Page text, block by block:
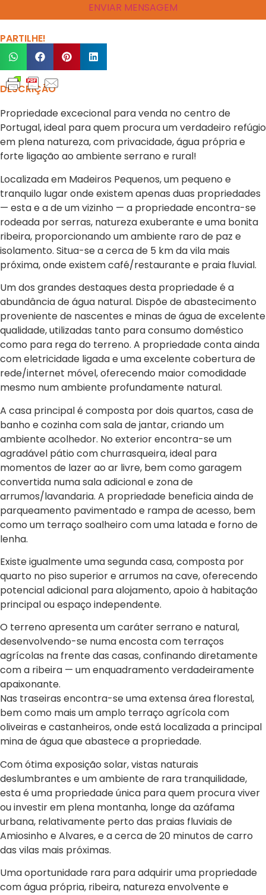
ENVIAR MENSAGEM
PARTILHE!
DESCRIÇÃO
Propriedade excecional para venda no centro de
Portugal, ideal para quem procura um verdadeiro refúgio
em plena natureza, com privacidade, água própria e
forte ligação ao ambiente serrano e rural!
Localizada em Madeiros Pequenos, um pequeno e
tranquilo lugar onde existem apenas duas propriedades
— esta e a de um vizinho — a propriedade encontra-se
rodeada por serras, natureza exuberante e uma bonita
ribeira, proporcionando um ambiente raro de paz e
isolamento. Situa-se a cerca de 5 km da vila mais
próxima, onde existem café/restaurante e praia fluvial.
Um dos grandes destaques desta propriedade é a
abundância de água natural. Dispõe de abastecimento
proveniente de nascentes e minas de água de excelente
qualidade, utilizadas tanto para consumo doméstico
como para rega do terreno. A propriedade conta ainda
com eletricidade ligada e uma excelente cobertura de
rede/internet móvel, oferecendo maior comodidade
mesmo num ambiente profundamente natural.
A casa principal é composta por dois quartos, casa de
banho e cozinha com sala de jantar, criando um
ambiente acolhedor. No exterior encontra-se um
agradável pátio com churrasqueira, ideal para
momentos de lazer ao ar livre, bem como garagem
convertida numa sala adicional e zona de
arrumos/lavandaria. A propriedade beneficia ainda de
parqueamento pavimentado e rampa de acesso, bem
como um terraço soalheiro com uma latada e forno de
lenha.
Existe igualmente uma segunda casa, composta por
quarto no piso superior e arrumos na cave, oferecendo
potencial adicional para alojamento, apoio à habitação
principal ou espaço independente.
O terreno apresenta um caráter serrano e natural,
desenvolvendo-se numa encosta com terraços
agrícolas na frente das casas, confinando diretamente
com a ribeira — um enquadramento verdadeiramente
apaixonante.
Nas traseiras encontra-se uma extensa área florestal,
bem como mais um amplo terraço agrícola com
oliveiras e castanheiros, onde está localizada a principal
mina de água que abastece a propriedade.
Com ótima exposição solar, vistas naturais
deslumbrantes e um ambiente de rara tranquilidade,
esta é uma propriedade única para quem procura viver
ou investir em plena montanha, longe da azáfama
urbana, relativamente perto das praias fluviais de
Amiosinho e Alvares, e a cerca de 20 minutos de carro
das vilas mais próximas.
Uma oportunidade rara para adquirir uma propriedade
com água própria, ribeira, natureza envolvente e